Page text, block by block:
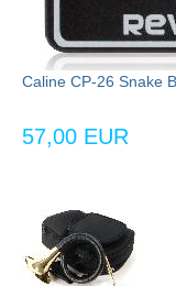
Caline CP-26 Snake
57,00 EUR